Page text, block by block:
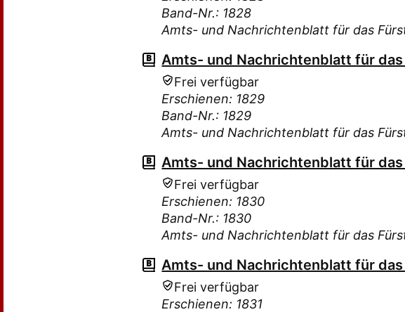
Band-Nr.: 1828
Amts- und Nachrichtenblatt für das
Amts- und Nachrichtenblatt für
Frei verfügbar
Erschienen: 1829
Band-Nr.: 1829
Amts- und Nachrichtenblatt für das
Amts- und Nachrichtenblatt für
Frei verfügbar
Erschienen: 1830
Band-Nr.: 1830
Amts- und Nachrichtenblatt für das
Amts- und Nachrichtenblatt für
Frei verfügbar
Erschienen: 1831